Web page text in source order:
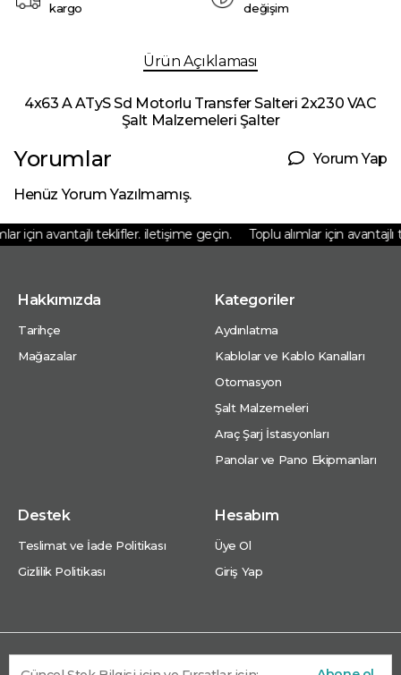
kargo
değişim
Ürün Açıklaması
4x63 A ATyS Sd Motorlu Transfer Salteri 2x230 VAC
Şalt Malzemeleri Şalter
Yorumlar Yorum Yap
Henüz Yorum Yazılmamış.
için avantajlı teklifler. iletişime geçin. Toplu alımlar için avantajlı
Hakkımızda
Tarihçe
Mağazalar
Kategoriler
Aydınlatma
Kablolar ve Kablo Kanalları
Otomasyon
Şalt Malzemeleri
Araç Şarj İstasyonları
Panolar ve Pano Ekipmanları
Destek
Teslimat ve İade Politikası
Gizlilik Politikası
Hesabım
Üye Ol
Giriş Yap